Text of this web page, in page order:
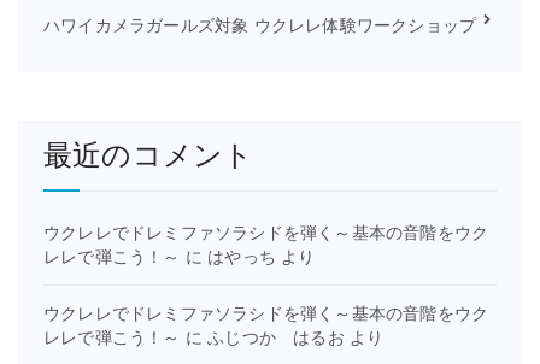
ハワイカメラガールズ対象 ウクレレ体験ワークショップ
最近のコメント
ウクレレでドレミファソラシドを弾く～基本の音階をウク
レレで弾こう！～ に はやっち より
ウクレレでドレミファソラシドを弾く～基本の音階をウク
レレで弾こう！～ にふじつか はるお より